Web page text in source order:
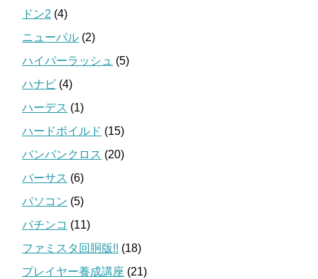
ドン2 (4)
ニューパル (2)
ハイパーラッシュ (5)
ハナビ (4)
ハーデス (1)
ハードボイルド (15)
バンバンクロス (20)
バーサス (6)
パソコン (5)
パチンコ (11)
ファミスタ回胴版!! (18)
プレイヤー養成講座 (21)